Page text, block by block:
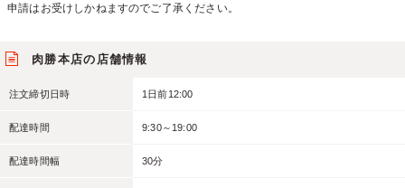
申請はお受けしかねますのでご了承ください。
肉勝本店の店舗情報
注文締切日時 1日前12:00
配達時間 9:30～19:00
配達時間幅 30分